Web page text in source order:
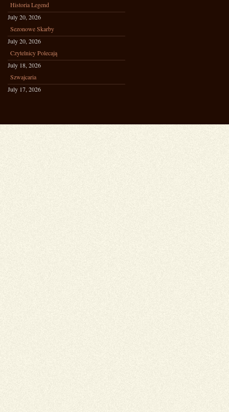
Historia Legend
July 20, 2026
Sezonowe Skarby
July 20, 2026
Czytelnicy Polecają
July 18, 2026
Szwajcaria
July 17, 2026